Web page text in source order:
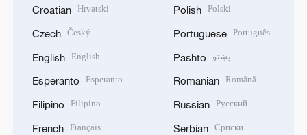
Croatian Hrvatski
Czech Český
English English
Esperanto Esperanto
Filipino Filipino
French Français
Polish Polski
Portuguese Português
Pashto پښتو
Romanian Română
Russian Русский
Serbian Српски